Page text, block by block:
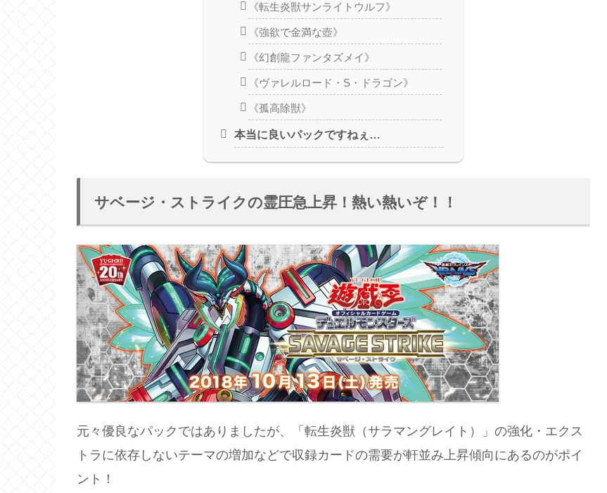
《転生炎獣サンライトウルフ》
《強欲で金満な壺》
《幻創龍ファンタズメイ》
《ヴァレルロード・S・ドラゴン》
《孤高除獣》
本当に良いパックですねぇ…
サベージ・ストライクの霊圧急上昇！熱い熱いぞ！！
元々優良なパックではありましたが、「転生炎獣（サラマングレイト）」の強化・エクス
トラに依存しないテーマの増加などで収録カードの需要が軒並み上昇傾向にあるのがポイ
ント！